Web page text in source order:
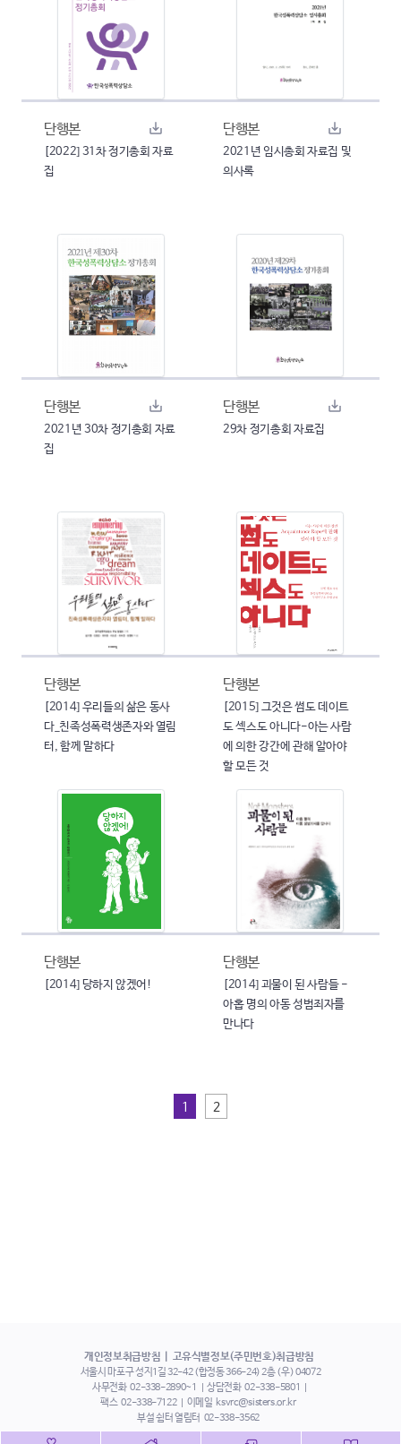
단행본
[2022] 31차 정기총회 자료
집
단행본
2021년 임시총회 자료집 및
의사록
단행본
2021년 30차 정기총회 자료
집
단행본
29차 정기총회 자료집
단행본
[2014] 우리들의 삶은 동사
다_친족성폭력생존자와 열림
터, 함께 말하다
단행본
[2015] 그것은 썸도 데이트
도 섹스도 아니다-아는 사람
에 의한 강간에 관해 알아야
할 모든 것
단행본
[2014] 당하지 않겠어!
단행본
[2014] 괴물이 된 사람들 -
아홉 명의 아동 성범죄자를
만나다
1 2
개인정보취급방침 고유식별정보(주민번호)취급방침
서울시 마포구 성지1길 32-42 (합정동 366-24) 2층 (우) 04072
사무전화 02-338-2890~1 상담전화 02-338-5801
팩스 02-338-7122 이메일 ksvrc@sisters.or.kr
부설 쉼터 열림터 02-338-3562